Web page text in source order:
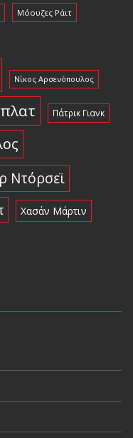
Μόουζες Ράιτ
Νίκος Αρσενόπουλος
Πάτρικ Γιανκ
Ντόρσεϊ
Χασάν Μάρτιν